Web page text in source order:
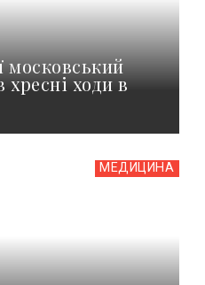
московський
хресні ходи в
МЕДИЦИНА